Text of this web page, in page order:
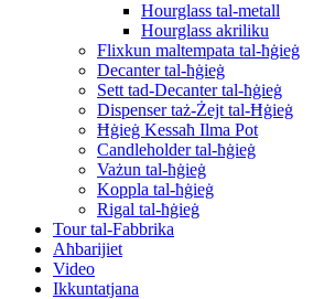
Hourglass tal-metall
Hourglass akriliku
Flixkun maltempata tal-ħġieġ
Decanter tal-ħġieġ
Sett tad-Decanter tal-ħġieġ
Dispenser taż-Żejt tal-Ħġieġ
Ħġieġ Kessaħ Ilma Pot
Candleholder tal-ħġieġ
Vażun tal-ħġieġ
Koppla tal-ħġieġ
Rigal tal-ħġieġ
Tour tal-Fabbrika
Aħbarijiet
Video
Ikkuntatjana